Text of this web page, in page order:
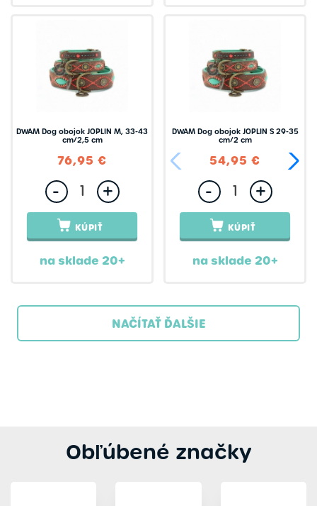
DWAM Dog obojok JOPLIN M, 33-43
cm/2,5 cm
76,95 €
- +
KÚPIŤ
na sklade 20+
DWAM Dog obojok JOPLIN S 29-35
cm/2 cm
54,95 €
- +
KÚPIŤ
na sklade 20+
NAČÍTAŤ ĎALŠIE
Obľúbené značky